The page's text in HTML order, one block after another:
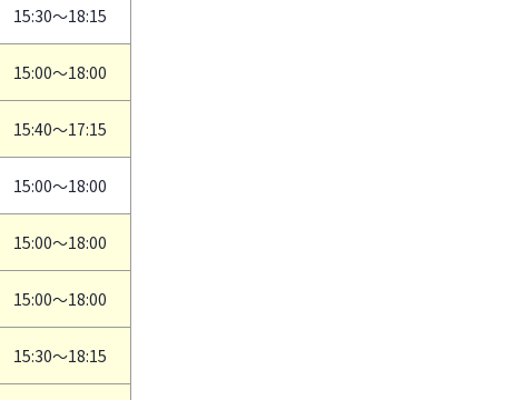
15:30～18:15
15:00～18:00
15:40～17:15
15:00～18:00
15:00～18:00
15:00～18:00
15:30～18:15